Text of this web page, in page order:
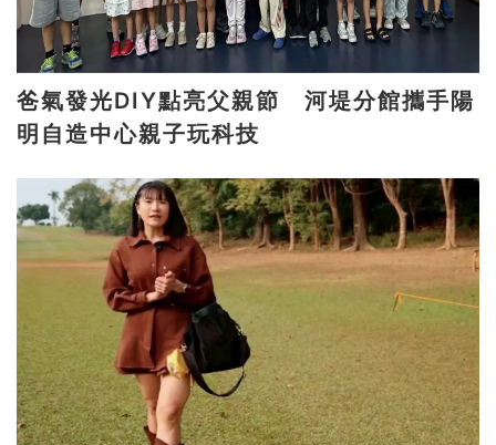
爸氣發光DIY點亮父親節 河堤分館攜手陽
明自造中心親子玩科技